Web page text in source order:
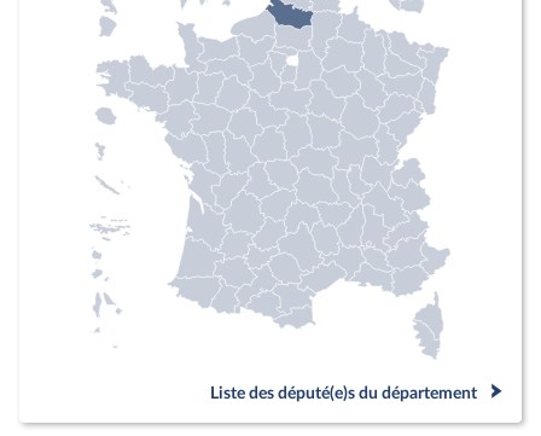
Liste des député(e)s du département